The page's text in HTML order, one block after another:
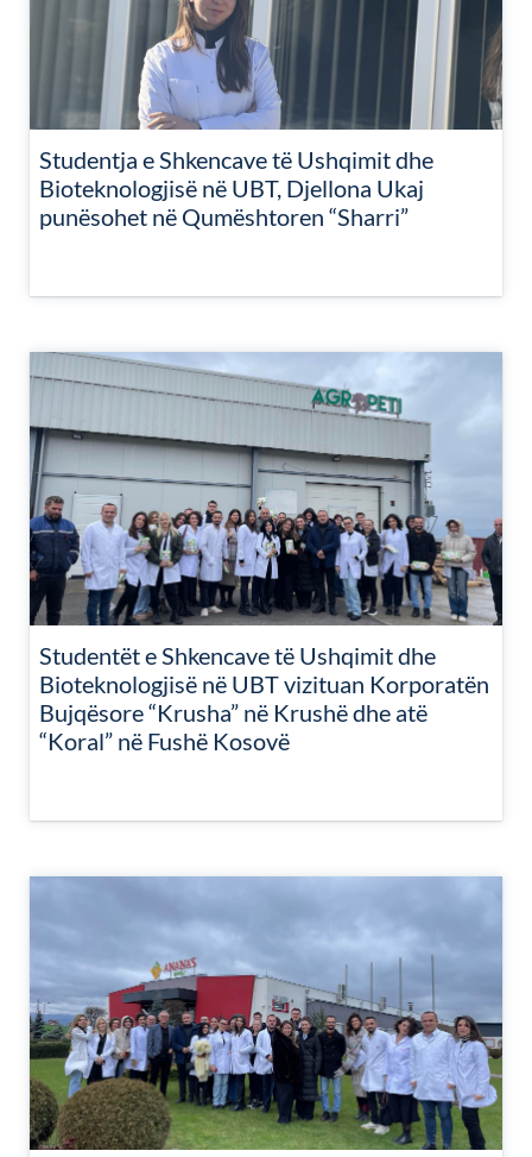
Studentja e Shkencave të Ushqimit dhe
Bioteknologjisë në UBT, Djellona Ukaj
punësohet në Qumështoren “Sharri”
Studentët e Shkencave të Ushqimit dhe
Bioteknologjisë në UBT vizituan Korporatën
Bujqësore “Krusha” në Krushë dhe atë
“Koral” në Fushë Kosovë